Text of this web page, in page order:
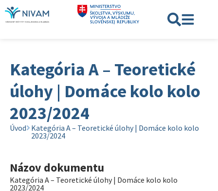
Kategória A – Teoretické
úlohy | Domáce kolo kolo
2023/2024
Úvod Kategória A – Teoretické úlohy | Domáce kolo kolo
2023/2024
Názov dokumentu
Kategória A – Teoretické úlohy | Domáce kolo kolo
2023/2024